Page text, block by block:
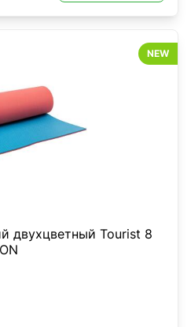
двухцветный Tourist 8
NEW